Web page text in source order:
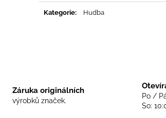
Kategorie: Hudba
Záruka originálních
výrobků značek.
Po /
So:
TRIKO SKINHEADS NEVER DIE - BLACK